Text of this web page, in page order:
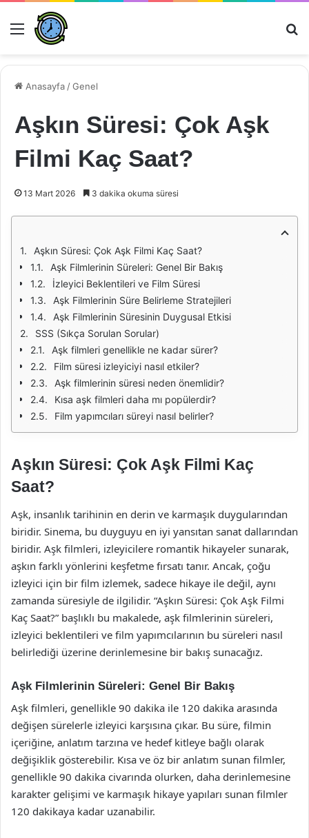
Menü
Anasayfa /Genel
Aşkın Süresi: Çok Aşk
Filmi Kaç Saat?
13 Mart 2026 3 dakika okuma süresi
Aşkın Süresi: Çok Aşk Filmi Kaç Saat?
Aşk Filmlerinin Süreleri: Genel Bir Bakış
İzleyici Beklentileri ve Film Süresi
Aşk Filmlerinin Süre Belirleme Stratejileri
Aşk Filmlerinin Süresinin Duygusal Etkisi
SSS (Sıkça Sorulan Sorular)
Aşk filmleri genellikle ne kadar sürer?
Film süresi izleyiciyi nasıl etkiler?
Aşk filmlerinin süresi neden önemlidir?
Kısa aşk filmleri daha mı popülerdir?
Film yapımcıları süreyi nasıl belirler?
Aşkın Süresi: Çok Aşk Filmi Kaç
Saat?
Aşk, insanlık tarihinin en derin ve karmaşık duygularından
biridir. Sinema, bu duyguyu en iyi yansıtan sanat dallarından
biridir. Aşk filmleri, izleyicilere romantik hikayeler sunarak,
aşkın farklı yönlerini keşfetme fırsatı tanır. Ancak, çoğu
izleyici için bir film izlemek, sadece hikaye ile değil, aynı
zamanda süresiyle de ilgilidir. “Aşkın Süresi: Çok Aşk Filmi
Kaç Saat?” başlıklı bu makalede, aşk filmlerinin süreleri,
izleyici beklentileri ve film yapımcılarının bu süreleri nasıl
belirlediği üzerine derinlemesine bir bakış sunacağız.
Aşk Filmlerinin Süreleri: Genel Bir Bakış
Aşk filmleri, genellikle 90 dakika ile 120 dakika arasında
değişen sürelerle izleyici karşısına çıkar. Bu süre, filmin
içeriğine, anlatım tarzına ve hedef kitleye bağlı olarak
değişiklik gösterebilir. Kısa ve öz bir anlatım sunan filmler,
genellikle 90 dakika civarında olurken, daha derinlemesine
karakter gelişimi ve karmaşık hikaye yapıları sunan filmler
120 dakikaya kadar uzanabilir.